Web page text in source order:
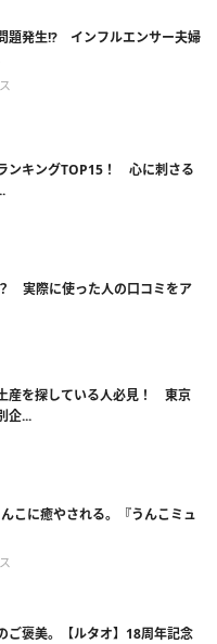
題発生!? インフルエンサー夫婦
ンキングTOP15！ 心に刺さる
実際に使った人の口コミをア
土産を探している人必見！ 東京
企...
こに癒やされる。『うんこミュ
ご褒美。【ルタオ】18周年記念